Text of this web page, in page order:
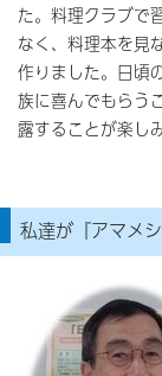
た。料理クラブで
なく、料理本を見
作りました。日頃
族に喜んでもらう
露することが楽し
私達が『アマメ